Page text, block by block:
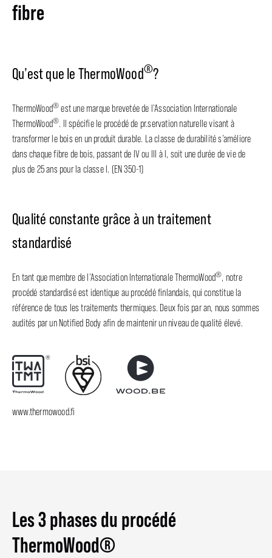
fibre
Qu’est que le ThermoWood®?
ThermoWood® est une marque brevetée de l’Association Internationale
ThermoWood®. Il spécifie le procédé de pr.servation naturelle visant à
transformer le bois en un produit durable. La classe de durabilité s’améliore
dans chaque fibre de bois, passant de IV ou III à I, soit une durée de vie de
plus de 25 ans pour la classe I. (EN 350-1)
Qualité constante grâce à un traitement
standardisé
En tant que membre de l’Association Internationale ThermoWood®, notre
procédé standardisé est identique au procédé finlandais, qui constitue la
référence de tous les traitements thermiques. Deux fois par an, nous sommes
audités par un Notified Body afin de maintenir un niveau de qualité élevé.
www.thermowood.fi
Les 3 phases du procédé
ThermoWood®